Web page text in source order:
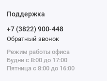
Поддержка
+7 (3822) 900-448
Обратный звонок
Режим работы офиса
Будни с 8:00 до 17:00
Пятница с 8:00 до 16:00